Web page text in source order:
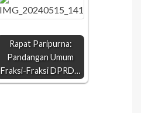
Rapat Paripurna:
Pandangan Umum
Fraksi-Fraksi DPRD…